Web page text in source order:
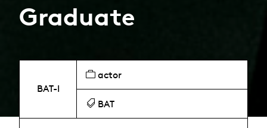
Graduate
BAT-I
actor
BAT